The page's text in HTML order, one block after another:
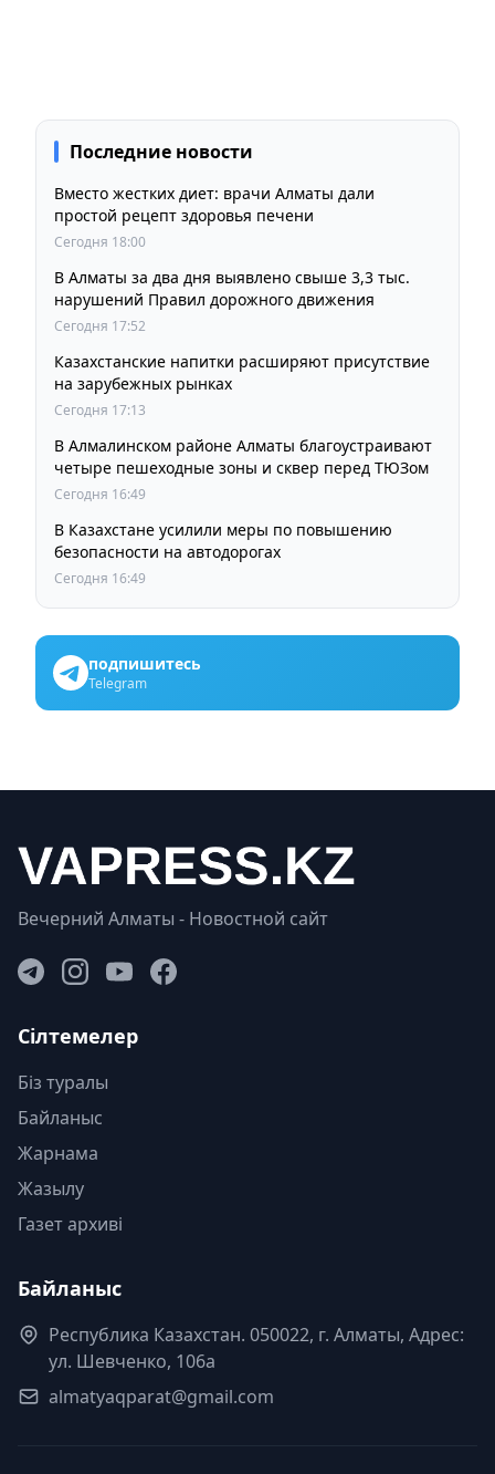
Последние новости
Вместо жестких диет: врачи Алматы дали
Сегодня 18:00
В Алматы за два дня выявлено свыше 3,3 тыс.
нарушений Правил дорожного движения
Сегодня 17:52
Казахстанские напитки расширяют присутствие
на зарубежных рынках
Сегодня 17:13
В Алмалинском районе Алматы благоустраивают
четыре пешеходные зоны и сквер перед ТЮЗом
Сегодня 16:49
В Казахстане усилили меры по повышению
безопасности на автодорогах
Сегодня 16:49
подпишитесь
Telegram
Вечерний Алматы - Новостной сайт
Сілтемелер
Біз туралы
Байланыс
Жарнама
Жазылу
Газет архиві
Байланыс
Республика Казахстан. 050022, г. Алматы, Адрес:
ул. Шевченко, 106а
almatyaqparat@gmail.com